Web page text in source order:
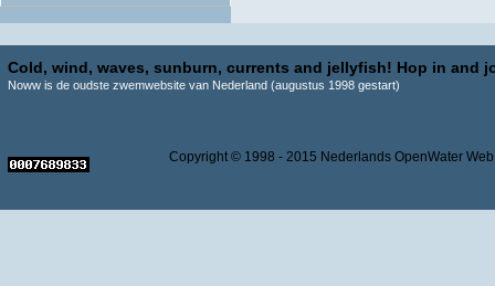
Cold, wind, waves, sunburn, currents and jellyfish! Hop in and
Noww is de oudste zwemwebsite van Nederland (augustus 1998 gestart)
Copyright © 1998 - 2015 Nederlands OpenWater